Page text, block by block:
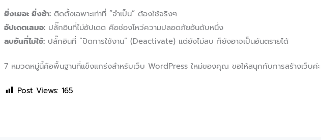
ยิ่งเยอะ ยิ่งช้า: ติดตั้งเฉพาะเท่าที่ “จำเป็น” ต้องใช้จริงๆ
อัปเดตเสมอ: ปลั๊กอินที่ไม่อัปเดต คือช่องโหว่ความปลอดภัยอันดับหนึ่ง
ลบอันที่ไม่ใช้: ปลั๊กอินที่ “ปิดการใช้งาน” (Deactivate) แต่ยังไม่ลบ ก็ยังอาจเป็นอันตรายได้
7 หมวดหมู่นี้คือพื้นฐานที่แข็งแกร่งสำหรับเว็บ WordPress ใหม่ของคุณ ขอให้สนุกกับการสร้างเว็บค่ะ
Post Views: 165